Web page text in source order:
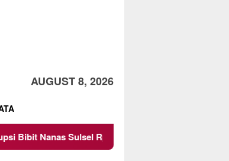
AUGUST 8, 2026
Rp 52,4 Miliar